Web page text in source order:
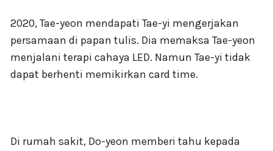
2020, Tae-yeon mendapati Tae-yi mengerjakan
persamaan di papan tulis. Dia memaksa Tae-yeon
menjalani terapi cahaya LED. Namun Tae-yi tidak
dapat berhenti memikirkan card time.
Di rumah sakit, Do-yeon memberi tahu kepada